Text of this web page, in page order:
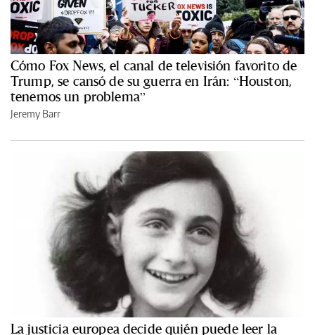
Cómo Fox News, el canal de televisión favorito de
Trump, se cansó de su guerra en Irán: “Houston,
tenemos un problema”
Jeremy Barr
La justicia europea decide quién puede leer la